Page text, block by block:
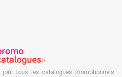
jour tous les catalogues promotionnels